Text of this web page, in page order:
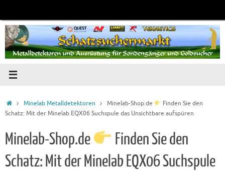
springen
Startseite
Minelab Metalldetektoren Minelab-Shop.de
Finden Sie den
Schatz: Mit der Minelab EQX06 Suchspule das Unsichtbare aufspüren
Minelab-Shop.de
Finden Sie den
Schatz: Mit der Minelab EQX06 Suchspule